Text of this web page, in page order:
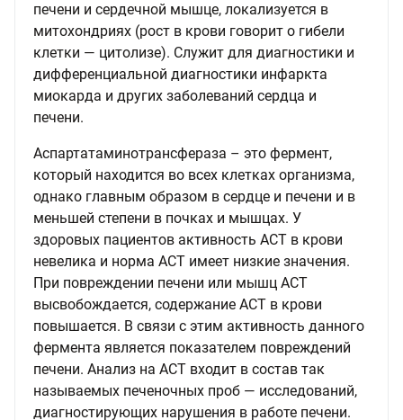
печени и сердечной мышце, локализуется в
митохондриях (рост в крови говорит о гибели
клетки — цитолизе). Служит для диагностики и
дифференциальной диагностики инфаркта
миокарда и других заболеваний сердца и
печени.
Аспартатаминотрансфераза – это фермент,
который находится во всех клетках организма,
однако главным образом в сердце и печени и в
меньшей степени в почках и мышцах. У
здоровых пациентов активность АСТ в крови
невелика и норма АСТ имеет низкие значения.
При повреждении печени или мышц АСТ
высвобождается, содержание АСТ в крови
повышается. В связи с этим активность данного
фермента является показателем повреждений
печени. Анализ на АСТ входит в состав так
называемых печеночных проб — исследований,
диагностирующих нарушения в работе печени.